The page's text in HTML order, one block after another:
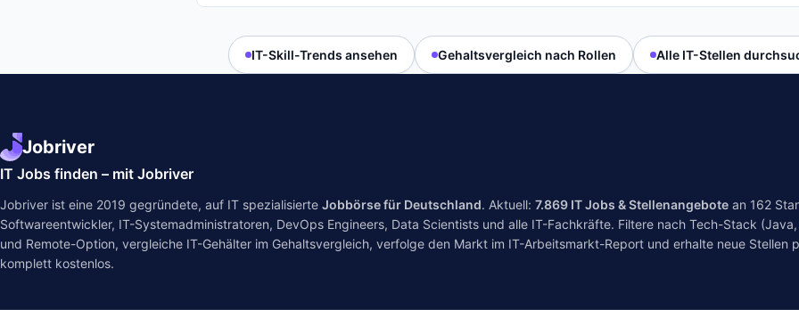
IT-Skill-Trends ansehen Gehaltsvergleich nach Rollen Alle IT-Stellen
Jobriver
IT Jobs finden – mit Jobriver
Jobriver ist eine 2019 gegründete, auf IT spezialisierte Jobbörse für Deutschland. Aktuell: 7.869 IT Jobs & Stellenangebote an 162
Softwareentwickler, IT-Systemadministratoren, DevOps Engineers, Data Scientists und alle IT-Fachkräfte. Filtere nach Tech-Stack
und Remote-Option, vergleiche IT-Gehälter im Gehaltsvergleich, verfolge den Markt im IT-Arbeitsmarkt-Report und erhalte neue Stellen
komplett kostenlos.